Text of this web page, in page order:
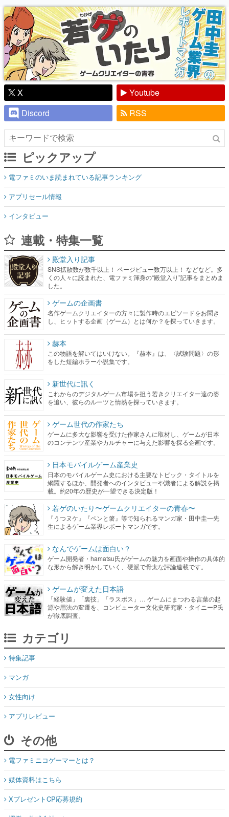
り】
X
Youtube
Discord
RSS
ピックアップ
電ファミのいま読まれている記事ランキング
アプリセール情報
インタビュー
連載・特集一覧
殿堂入り記事
SNS拡散数が数千以上！ ページビュー数万以上！ などなど。多
くの人々に読まれた、電ファミ渾身の“殿堂入り”記事をまとめま
した。
ゲームの企画書
名作ゲームクリエイターの方々に製作時のエピソードをお聞き
し、ヒットする企画（ゲーム）とは何か？を探っていきます。
赫本
この物語を解いてはいけない。『赫本』は、〈試験問題〉の形
をした短編ホラー小説集です。
新世代に訊く
これからのデジタルゲーム市場を担う若きクリエイター達の姿
を追い、彼らのルーツと情熱を探っていきます。
ゲーム世代の作家たち
ゲームに多大な影響を受けた作家さんに取材し、ゲームが日本
のコンテンツ産業やカルチャーに与えた影響を探る企画です。
日本モバイルゲーム産業史
日本のモバイルゲーム史における主要なトピック・タイトルを
網羅するほか、開発者へのインタビューや識者による解説を掲
載。約20年の歴史が一望できる決定版！
若ゲのいたり〜ゲームクリエイターの青春〜
『うつヌケ』『ペンと箸』等で知られるマンガ家・田中圭一先
生によるゲーム業界レポートマンガです。
なんでゲームは面白い？
ゲーム開発者・hamatsu氏がゲームの魅力を画面や操作の具体的
な形から解き明かしていく、硬派で骨太な評論連載です。
ゲームが変えた日本語
「経験値」「裏技」「ラスボス」… ゲームにまつわる言葉の起
源や用法の変遷を、コンピューター文化史研究家・タイニーP氏
が徹底調査。
カテゴリ
特集記事
マンガ
女性向け
アプリレビュー
その他
電ファミニコゲーマーとは？
媒体資料はこちら
XプレゼントCP応募規約